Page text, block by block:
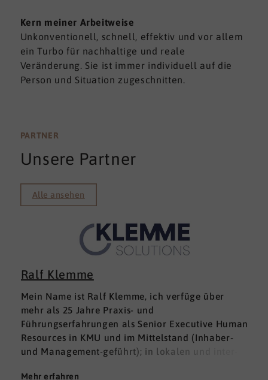
Kern meiner Arbeitweise
Unkonventionell, schnell, effektiv und vor allem
ein Turbo für nachhaltige und reale
Veränderung. Sie ist immer individuell auf die
Person und Situation zugeschnitten.
PARTNER
Unsere Partner
Alle ansehen
Ralf Klemme
Mein Name ist Ralf Klemme, ich verfüge über
mehr als 25 Jahre Praxis- und
Führungserfahrungen als Senior Executive Human
Resources in KMU und im Mittelstand (Inhaber-
und Management-geführt); in lokalen und inter­
Mehr erfahren